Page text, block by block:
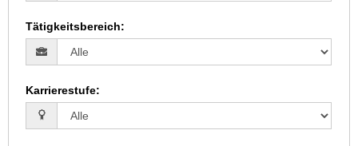
Tätigkeitsbereich:
Karrierestufe: